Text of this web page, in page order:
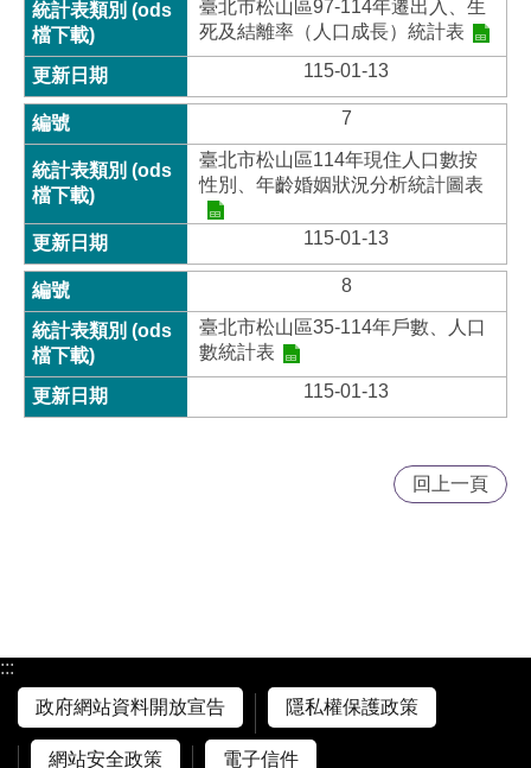
臺北市松山區97-114年遷出入、生
死及結離率（人口成長）統計表
115-01-13
7
臺北市松山區114年現住人口數按
性別、年齡婚姻狀況分析統計圖表
115-01-13
8
臺北市松山區35-114年戶數、人口
數統計表
115-01-13
回上一頁
:::
政府網站資料開放宣告
隱私權保護政策
網站安全政策 電子信件